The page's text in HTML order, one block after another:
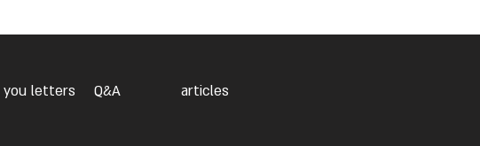
you letters Q&A articles